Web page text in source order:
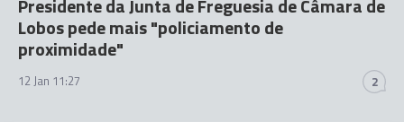
Presidente da Junta de Freguesia de Câmara de
Lobos pede mais "policiamento de
proximidade"
12 Jan 11:27 2